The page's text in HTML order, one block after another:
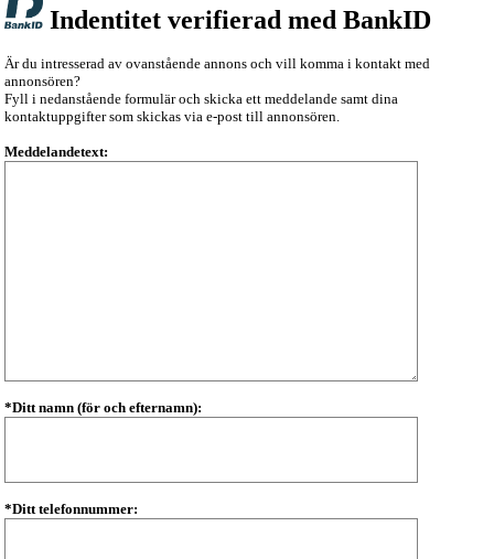
Indentitet verifierad med BankID
Är du intresserad av ovanstående annons och vill komma i kontakt med
annonsören?
Fyll i nedanstående formulär och skicka ett meddelande samt dina
kontaktuppgifter som skickas via e-post till annonsören.
Meddelandetext:
*Ditt namn (för och efternamn):
*Ditt telefonnummer: